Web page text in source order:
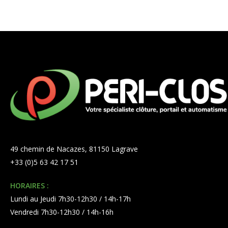
49 chemin de Nacazes, 81150 Lagrave
+33 (0)5 63 42 17 51
HORAIRES :
Lundi au Jeudi 7h30-12h30 / 14h-17h
Vendredi 7h30-12h30 / 14h-16h